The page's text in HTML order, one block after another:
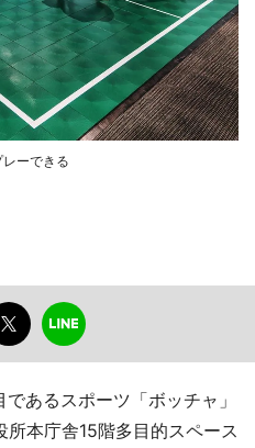
ーできる
あるスポーツ「ボッチャ」
本庁舎15階多目的スペース